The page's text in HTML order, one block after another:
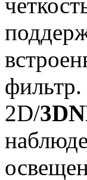
2D/